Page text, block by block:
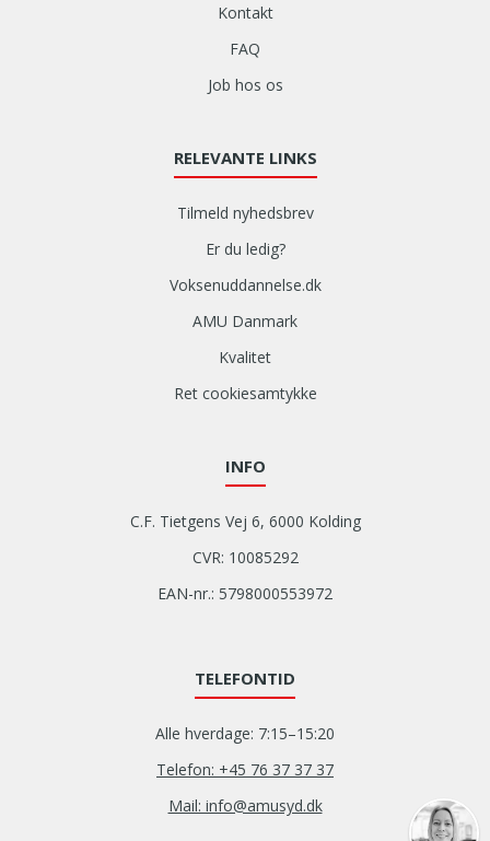
Kontakt
FAQ
Job hos os
RELEVANTE LINKS
Tilmeld nyhedsbrev
Er du ledig?
Voksenuddannelse.dk
AMU Danmark
Kvalitet
Ret cookiesamtykke
INFO
C.F. Tietgens Vej 6, 6000 Kolding
CVR: 10085292
EAN-nr.: 5798000553972
TELEFONTID
Alle hverdage: 7:15–15:20
Telefon: +45 76 37 37 37
Mail: info@amusyd.dk